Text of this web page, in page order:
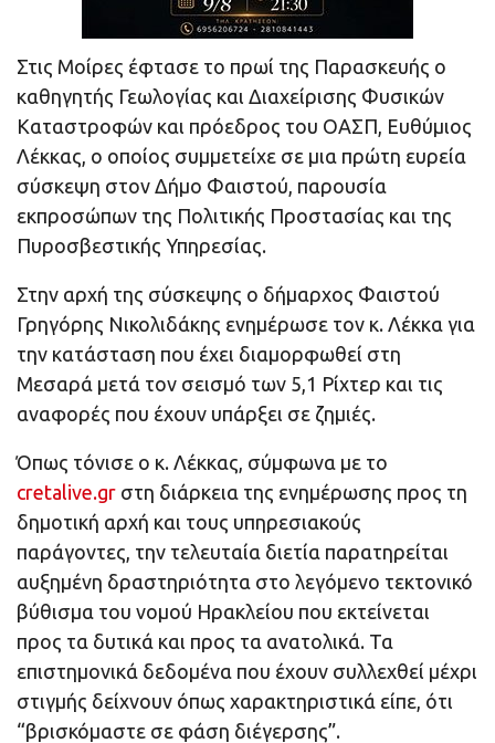
Στις Μοίρες έφτασε το πρωί της Παρασκευής ο
καθηγητής Γεωλογίας και Διαχείρισης Φυσικών
Καταστροφών και πρόεδρος του ΟΑΣΠ, Ευθύμιος
Λέκκας, ο οποίος συμμετείχε σε μια πρώτη ευρεία
σύσκεψη στον Δήμο Φαιστού, παρουσία
εκπροσώπων της Πολιτικής Προστασίας και της
Πυροσβεστικής Υπηρεσίας.
Στην αρχή της σύσκεψης ο δήμαρχος Φαιστού
Γρηγόρης Νικολιδάκης ενημέρωσε τον κ. Λέκκα για
την κατάσταση που έχει διαμορφωθεί στη
Μεσαρά μετά τον σεισμό των 5,1 Ρίχτερ και τις
αναφορές που έχουν υπάρξει σε ζημιές.
Όπως τόνισε ο κ. Λέκκας, σύμφωνα με το
cretalive.gr στη διάρκεια της ενημέρωσης προς τη
δημοτική αρχή και τους υπηρεσιακούς
παράγοντες, την τελευταία διετία παρατηρείται
αυξημένη δραστηριότητα στο λεγόμενο τεκτονικό
βύθισμα του νομού Ηρακλείου που εκτείνεται
προς τα δυτικά και προς τα ανατολικά. Τα
επιστημονικά δεδομένα που έχουν συλλεχθεί μέχρι
στιγμής δείχνουν όπως χαρακτηριστικά είπε, ότι
“βρισκόμαστε σε φάση διέγερσης”.